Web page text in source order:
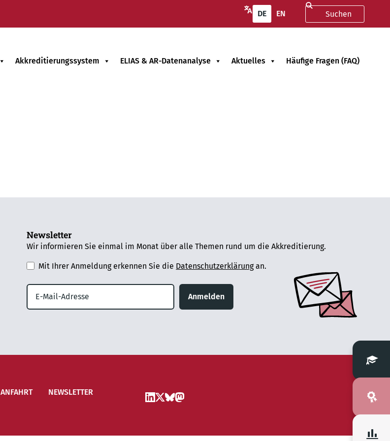
DE EN
Akkreditierungssystem ELIAS & AR-Datenanalyse Aktuelles Häufige Fragen (FAQ)
Newsletter
Wir informieren Sie einmal im Monat über alle Themen rund um die Akkreditierung.
Mit Ihrer Anmeldung erkennen Sie die Datenschutzerklärungan.
Anmelden
ANFAHRT NEWSLETTER